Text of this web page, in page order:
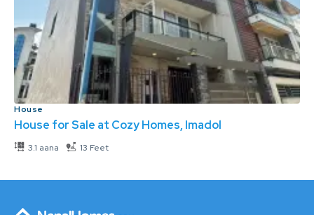
House
House for Sale at Cozy Homes, Imadol
3.1 aana 13 Feet